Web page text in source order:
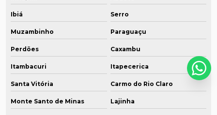
Ibiá Serro
Muzambinho Paraguaçu
Perdões Caxambu
Itambacuri Itapecerica
Santa Vitória Carmo do Rio Claro
Monte Santo de Minas Lajinha